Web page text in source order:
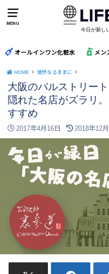
MENU
今日が新し
オールインワン化粧水 メン
HOME 徒然なるままに
大阪のバルストリー
隠れた名店がズラリ
すすめ
2017年4月16日 2018年12